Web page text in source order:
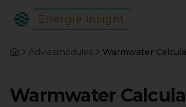
Energie Insight
Adviesmodules Warmwater
Warmwater